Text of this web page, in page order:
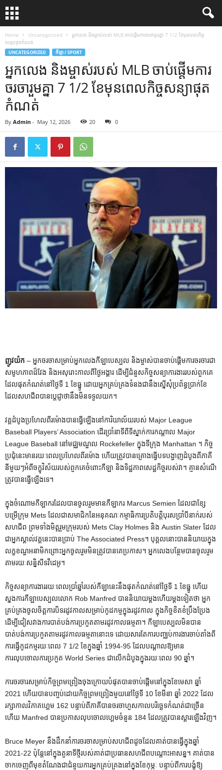
Home Uncategorized
អ្នកលេង និងម្ចាស់របស់ MLB ចាប់ផ្តើមការចរចារួមគ្នា 7 1/2 ខែមុនពេលកិច្ច
សន្យាផុតកំណត់
UNCATEGORIZED កីឡា / SPORT
អ្នកលេង និងម្ចាស់របស់ MLB ចាប់ផ្តើមការ
ចរចារួមគ្នា 7 1/2 ខែមុនពេលកិច្ចសន្យាផុត
កំណត់
By Admin - May 12, 2026 20 0
ញូវយ៉ក – អ្នកចរចាសម្រាប់អ្នកលេងកីឡាបេស្បល និងម្ចាស់បានចាប់ផ្តើមការចរចារជា
សមូហភាពដ៏វែង និងអសុរោះកាលពីថ្ងៃអង្គារ ដើម្បីជំនួសកិច្ចសន្យាការងាររបស់ពួកគេ
ដែលផុតកំណត់នៅថ្ងៃទី 1 ខែធ្នូ ដោយអ្នកគ្រប់គ្រងទំនងជានឹងស្នើសុំប្រព័ន្ធប្រាក់ខែ
ដែលសហជីពបានប្តេជ្ញាថានឹងមិនទទួលយក។
វគ្គដំបូងប្រហែលពីរម៉ោងបានធ្វើឡើងនៅការិយាល័យរបស់ Major League
Baseball Players’ Association ដើរប្រាំនាទីពីទីស្នាក់ការកណ្តាល Major
League Baseball នៅមជ្ឈមណ្ឌល Rockefeller ក្នុងទីក្រុង Manhattan ។ កិច្ច
ប្រជុំនេះមានរយៈពេលប្រហែលពីរម៉ោង ហើយត្រូវបានគ្រោងធ្វើបទបង្ហាញដំបូងពីភាគី
នីមួយៗអំពីចក្ខុវិស័យរបស់ពួកគេចំពោះកីឡា និងទិដ្ឋភាពសេដ្ឋកិច្ចរបស់វា។ គ្មានសំណើ
ត្រូវបានធ្វើឡើងទេ។
ក្នុង​ចំណោម​កីឡាករ​ដែល​បាន​ចូល​រួម​មាន​កីឡាករ Marcus Semien ដែល​ជា​ខ្សែ​
បម្រើ​ក្រុម Mets ដែល​ជា​សមាជិក​នៃ​អនុគណៈកម្មាធិការ​ប្រតិបត្តិ​បុរស​ប្រាំបី​នាក់​របស់​
សហជីព ព្រម​ទាំង​មិត្ត​រួម​ក្រុម​របស់ Mets Clay Holmes និង Austin Slater ដែល​
ជា​អ្នក​ស្គាល់​វគ្គ​នេះ​បាន​ប្រាប់ The Associated Press។ បុគ្គល​នោះ​បាន​និយាយ​ក្នុង​
លក្ខខណ្ឌ​អនាមិក​ព្រោះ​អ្នក​ចូលរួម​មិន​ត្រូវ​បាន​គេ​ប្រកាស។ អ្នកលេងបន្ថែមបានចូលរួម
តាមរយៈសន្និសីទវីដេអូ។
កិច្ចសន្យាការងាររយៈពេលប្រាំឆ្នាំរបស់កីឡានេះនឹងផុតកំណត់នៅថ្ងៃទី 1 ខែធ្នូ ហើយ
ស្នងការកីឡាបេស្បលលោក Rob Manfred បាននិយាយម្តងហើយម្តងទៀតថា អ្នក
គ្រប់គ្រងចូលចិត្តការបិទរដូវកាលសម្រាប់កូដកម្មក្នុងរដូវកាល ក្នុងកិច្ចខិតខំប្រឹងប្រែង
ដើម្បីជៀសវាងការបាត់បង់ការប្រកួតតាមរដូវកាលធម្មតា។ កីឡាបេស្បលមិនបាន
បាត់បង់ការប្រកួតតាមរដូវកាលធម្មតានោះទេ ដោយសារតែការបញ្ឈប់ការងារចាប់តាំងពី
ការធ្វើកូដកម្មរយៈពេល 7 1/2 ខែក្នុងឆ្នាំ 1994-95 ដែលបណ្តាលឱ្យមាន
ការលុបចោលការប្រកួត World Series ជាលើកដំបូងក្នុងរយៈពេល 90 ឆ្នាំ។
ការចរចារសម្រាប់កិច្ចព្រមព្រៀងចុងក្រោយបំផុតបានចាប់ផ្តើមនៅក្នុងខែមេសា ឆ្នាំ
2021 ហើយបានបញ្ចប់ដោយកិច្ចព្រមព្រៀងមួយនៅថ្ងៃទី 10 ខែមីនា ឆ្នាំ 2022 ដែល
រក្សាកាលវិភាគហ្គេម 162 បន្ទាប់ពីភាគីបានចរចាហួសកាលបរិច្ឆេទកំណត់ជាច្រើន
ហើយ Manfred បានប្រកាសលុបចោលហ្គេមចំនួន 184 ដែលត្រូវបានស្តារឡើងវិញ។
Bruce Meyer នឹងដឹកនាំការចរចាសម្រាប់សហជីពដូចដែលគាត់បានធ្វើក្នុងឆ្នាំ
2021-22 ប៉ុន្តែនៅក្នុងតួនាទីថ្មីរបស់គាត់ជាប្រធានសហជីពបណ្តោះអាសន្ន។ គាត់បាន
ចាកចេញពីមុខតំណែងជាជំនួយការអ្នកគ្រប់គ្រងនៅក្នុងខែកុម្ភៈ បន្ទាប់ពីការបង្ខំឱ្យ